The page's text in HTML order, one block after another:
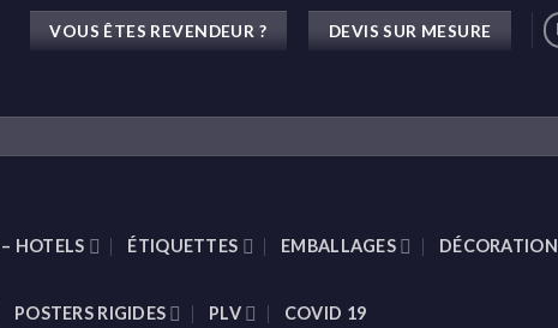
VOUS ÊTES REVENDEUR ? DEVIS SUR MESURE
HOTELS ÉTIQUETTES EMBALLAGES DÉCORATION
POSTERS RIGIDES PLV COVID 19